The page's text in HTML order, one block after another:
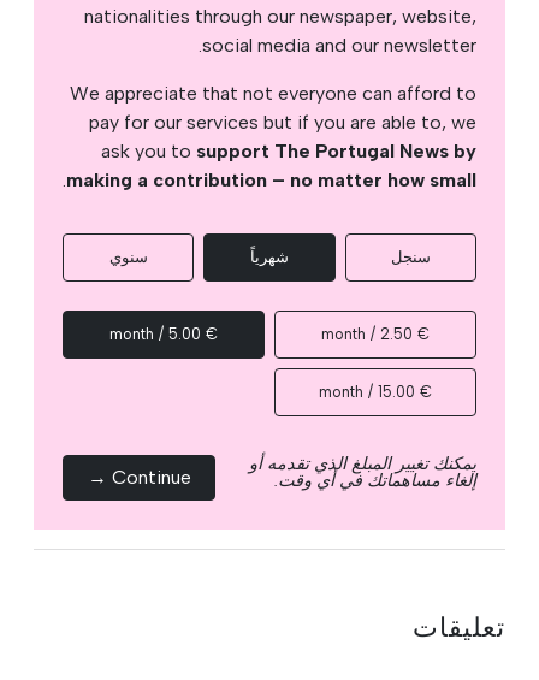
nationalities through our newspaper, website,
social media and our newsletter.
We appreciate that not everyone can afford to
pay for our services but if you are able to, we
ask you to support The Portugal News by
making a contribution – no matter how small
.
سنجل شهرياً سنوي
€ 2.50 / month
€ 5.00 / month
€ 15.00 / month
يمكنك تغيير المبلغ الذي تقدمه أو
إلغاء مساهماتك في أي وقت. Continue →
تعليقات